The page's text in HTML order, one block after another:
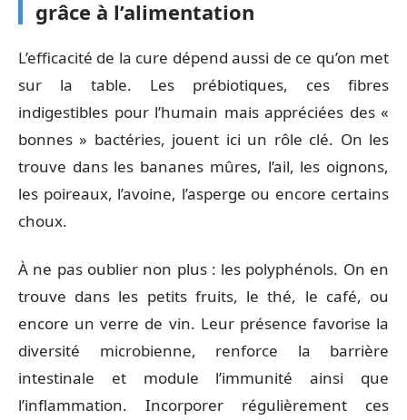
grâce à l’alimentation
L’efficacité de la cure dépend aussi de ce qu’on met
sur la table. Les prébiotiques, ces fibres
indigestibles pour l’humain mais appréciées des «
bonnes » bactéries, jouent ici un rôle clé. On les
trouve dans les bananes mûres, l’ail, les oignons,
les poireaux, l’avoine, l’asperge ou encore certains
choux.
À ne pas oublier non plus : les polyphénols. On en
trouve dans les petits fruits, le thé, le café, ou
encore un verre de vin. Leur présence favorise la
diversité microbienne, renforce la barrière
intestinale et module l’immunité ainsi que
l’inflammation. Incorporer régulièrement ces